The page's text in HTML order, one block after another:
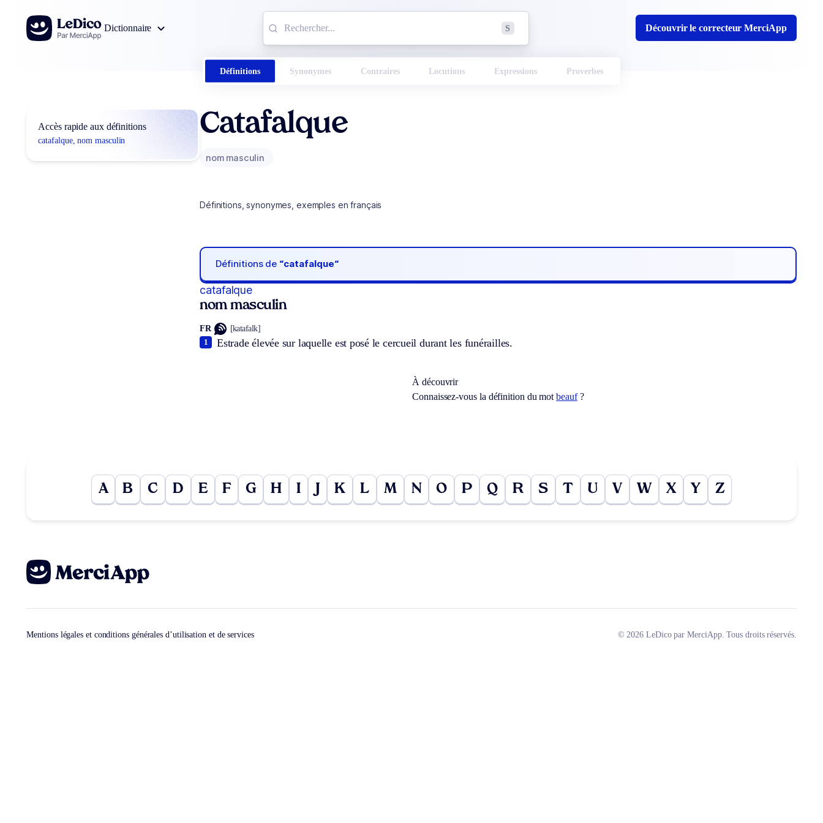
Aller au contenu
Dictionnaire
S Découvrir le correcteur MerciApp
Définitions Synonymes Contraires Locutions Expressions Proverbes
Accès rapide aux définitions
catafalque, nom masculin
Catafalque
nom masculin
Définitions, synonymes, exemples en français
Définitions de “catafalque“
catafalque
nom masculin
FR [katafalk]
Estrade élevée sur laquelle est posé le cercueil durant les funérailles.
1
À découvrir
Connaissez-vous la définition du motbeauf?
A B C D E F G H I K L M N O P Q R S T U V W X Y Z
Mentions légales et conditions générales d’utilisation et de services © 2026 LeDico par MerciApp. Tous droits réservés.